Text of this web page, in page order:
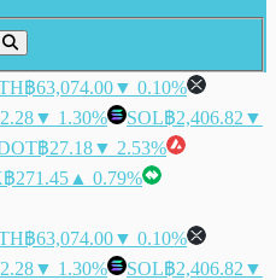
฿63,074.00▼ 0.10%
▼ 1.30% SOL฿2,406.82 ▼
฿27.18▼ 2.53%
฿271.45 ▲ 0.79%
฿63,074.00▼ 0.10%
▼ 1.30% SOL฿2,406.82 ▼